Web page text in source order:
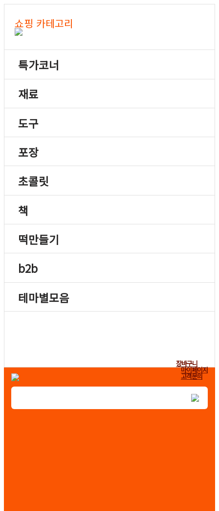
쇼핑 카테고리
특가코너
재료
도구
포장
초콜릿
책
떡만들기
b2b
테마별모음
장바구니
마이페이지
고객문의